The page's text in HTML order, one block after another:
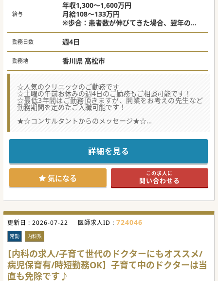
給与
年収1,300～1,600万円
月給108～133万円
※歩合：患者数が伸びてきた場合、翌年の給
与査定に反映いたします。
※ご経験・スキルに応じて異なる
勤務日数 週4日
勤務地 香川県 高松市
☆人気のクリニックのご勤務です
☆土曜の午前お休みの週4日のご勤務もご相談可能です！
☆最低3年間はご勤務頂きますが、開業をお考えの先生など
勤務期間を定めたご入職可能です！
★☆コンサルタントからのメッセージ★☆
常勤医師1名が退職予定のため、後任の内科医師を募集され
クリニックの名称も循環器内科専門のようにみえますが、内
科対応可能であればご専門は問いません。
お気軽にお問合せ下さいませ。
#秋入職可
詳細を見る
気になる この求人に
問い合わせる
更新日 : 2026-07-22 医師求人ID : 724046
常勤 内科系
【内科の求人/子育て世代のドクターにもオススメ/
病児保育有/時短勤務OK】子育て中のドクターは当
直も免除です♪